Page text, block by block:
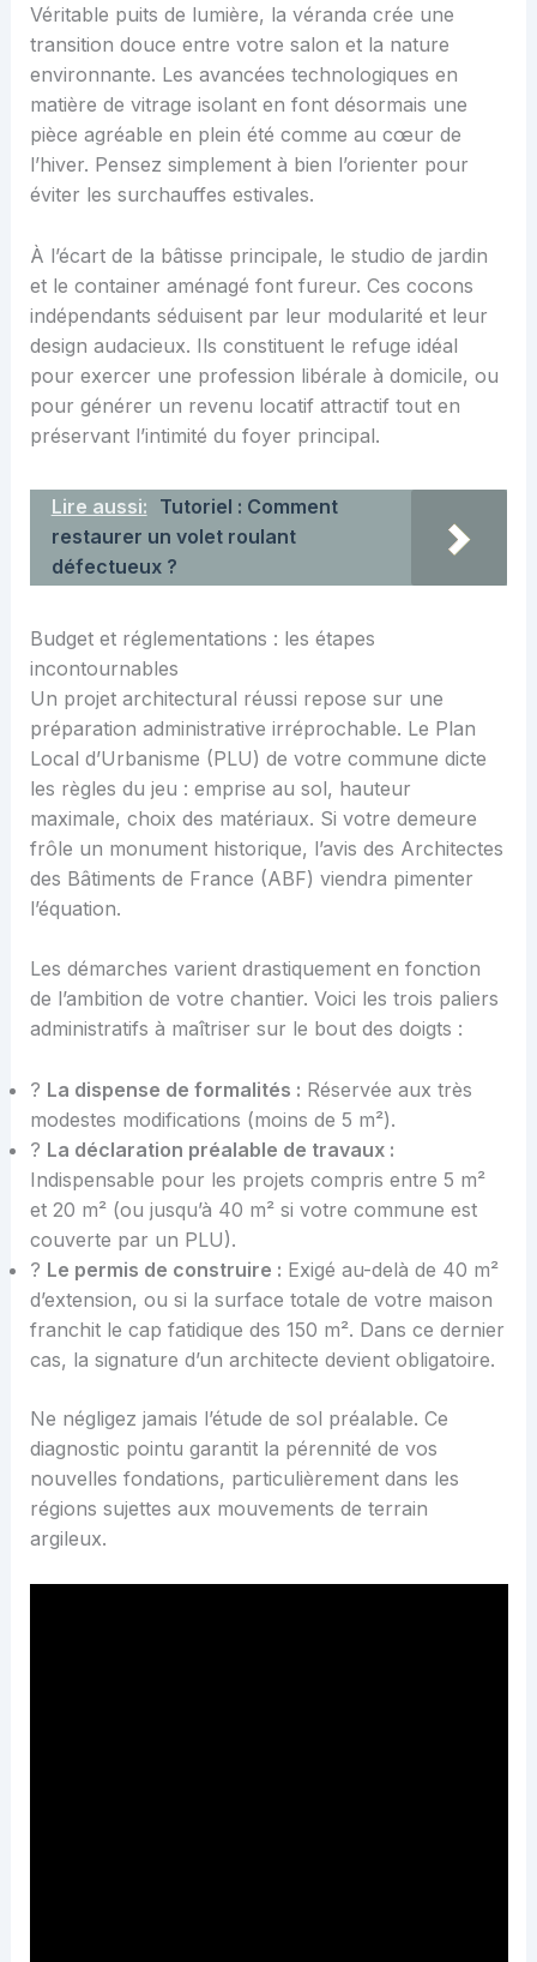
Véritable puits de lumière, la véranda crée une
transition douce entre votre salon et la nature
environnante. Les avancées technologiques en
matière de vitrage isolant en font désormais une
pièce agréable en plein été comme au cœur de
l’hiver. Pensez simplement à bien l’orienter pour
éviter les surchauffes estivales.
À l’écart de la bâtisse principale, le studio de jardin
et le container aménagé font fureur. Ces cocons
indépendants séduisent par leur modularité et leur
design audacieux. Ils constituent le refuge idéal
pour exercer une profession libérale à domicile, ou
pour générer un revenu locatif attractif tout en
préservant l’intimité du foyer principal.
Lire aussi: Tutoriel : Comment
restaurer un volet roulant
défectueux ?
Budget et réglementations : les étapes
incontournables
Un projet architectural réussi repose sur une
préparation administrative irréprochable. Le Plan
Local d’Urbanisme (PLU) de votre commune dicte
les règles du jeu : emprise au sol, hauteur
maximale, choix des matériaux. Si votre demeure
frôle un monument historique, l’avis des Architectes
des Bâtiments de France (ABF) viendra pimenter
l’équation.
Les démarches varient drastiquement en fonction
de l’ambition de votre chantier. Voici les trois paliers
administratifs à maîtriser sur le bout des doigts :
? La dispense de formalités : Réservée aux très
modestes modifications (moins de 5 m²).
? La déclaration préalable de travaux :
Indispensable pour les projets compris entre 5 m²
et 20 m² (ou jusqu’à 40 m² si votre commune est
couverte par un PLU).
?️ Le permis de construire : Exigé au-delà de 40 m²
d’extension, ou si la surface totale de votre maison
franchit le cap fatidique des 150 m². Dans ce dernier
cas, la signature d’un architecte devient obligatoire.
Ne négligez jamais l’étude de sol préalable. Ce
diagnostic pointu garantit la pérennité de vos
nouvelles fondations, particulièrement dans les
régions sujettes aux mouvements de terrain
argileux.